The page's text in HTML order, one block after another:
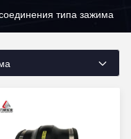
типа зажима